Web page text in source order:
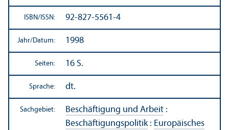
ISBN/ISSN: 92-827-5561-4
Jahr/Datum: 1998
Seiten: 16 S.
Sprache: dt.
Sachgebiet: Beschäftigung und Arbeit :
Beschäftigungs­politik: Europäisches